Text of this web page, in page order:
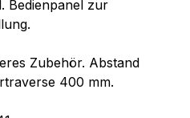
Bedienpanel zur
Zubehör. Abstand
400 mm.